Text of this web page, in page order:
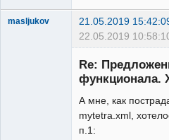
masljukov 21.05.2019
22.05.2019
Re:
функционала.
А мне, как
mytetra.xml,
п.1: